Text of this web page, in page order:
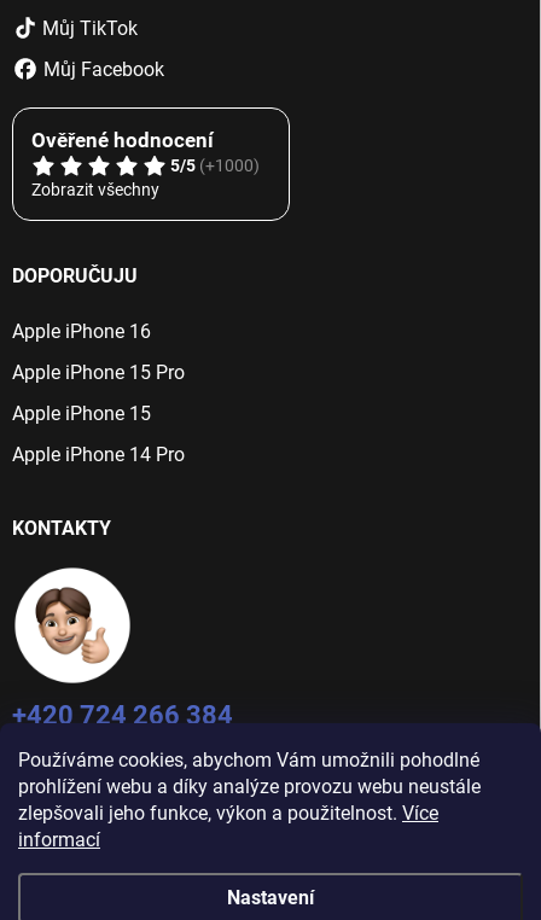
Používáme cookies, abychom Vám umožnili pohodlné
prohlížení webu a díky analýze provozu webu neustále
zlepšovali jeho funkce, výkon a použitelnost. Více
informací
Nastavení
Můj TikTok
Můj Facebook
Ověřené hodnocení
5/5 (+1000)
Zobrazit všechny
DOPORUČUJU
Apple iPhone 16
Apple iPhone 15 Pro
Apple iPhone 15
Apple iPhone 14 Pro
KONTAKTY
+420 724 266 384
Po-Pá: 9:00 - 16:00
info@jablecnyhonza.cz